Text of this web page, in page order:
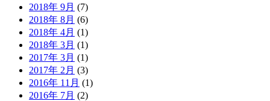
2018年 9月 (7)
2018年 8月 (6)
2018年 4月 (1)
2018年 3月 (1)
2017年 3月 (1)
2017年 2月 (3)
2016年 11月 (1)
2016年 7月 (2)